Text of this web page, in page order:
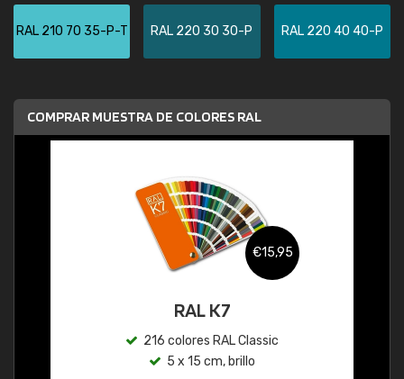
RAL 210 70 35-P-T RAL 220 30 30-P RAL 220 40 40-P
COMPRAR MUESTRA DE COLORES RAL
€15,95
RAL K7
216 colores RAL Classic
5 x 15 cm, brillo